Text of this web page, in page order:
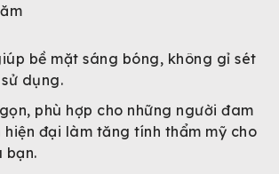
bề mặt sáng bóng, không gỉ sét
dụng.
phù hợp cho những người đam
hiện đại làm tăng tính thẩm mỹ cho
bạn.